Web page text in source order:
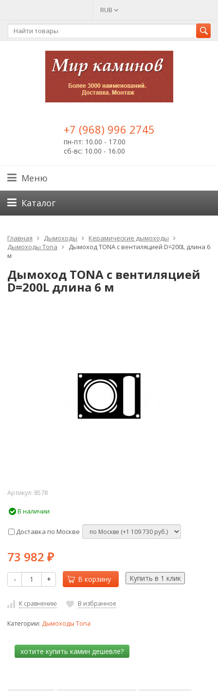
RUB
+7 (968) 996 2745
пн-пт: 10.00 - 17.00
сб-вс: 10.00 - 16.00
Меню
Каталог
Главная Дымоходы
Керамические дымоходы
Дымоходы Tona
Дымоход TONA с вентиляцией D=200L длина 6
м
Дымоход TONA с вентиляцией
D=200L длина 6 м
Артикул: 8578
В наличии
Доставка по Москве
73 982 ₽
- + В корзину
К сравнению В избранное
Категории: Дымоходы Tona